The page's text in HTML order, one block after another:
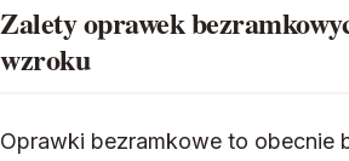
Zalety oprawek
wzroku
Oprawki bezramkowe to obecnie